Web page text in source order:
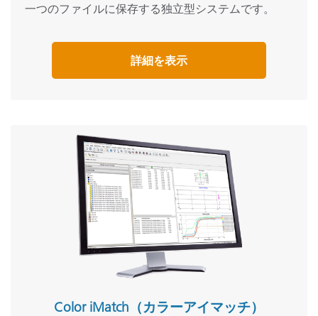
一つのファイルに保存する独立型システムです。
詳細を表示
Color iMatch（カラーアイマッチ）